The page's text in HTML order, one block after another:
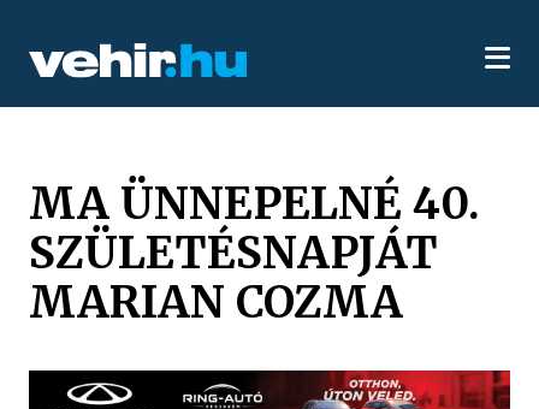
MA ÜNNEPELNÉ 40.
SZÜLETÉSNAPJÁT
MARIAN COZMA